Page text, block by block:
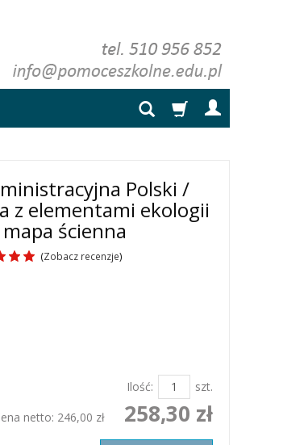
Polski /
z elementami ekologii
ścienna
(Zobacz recenzje)
Ilość:
szt.
netto: 246,00 zł 258,30 zł